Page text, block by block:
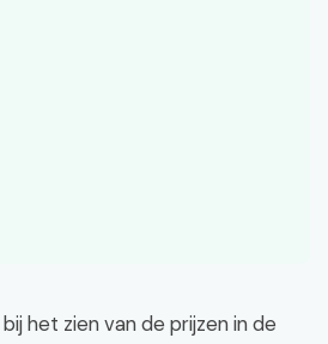
het zien van de prijzen in de